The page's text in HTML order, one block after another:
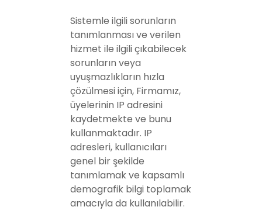
Sistemle ilgili sorunların
tanımlanması ve verilen
hizmet ile ilgili çıkabilecek
sorunların veya
uyuşmazlıkların hızla
çözülmesi için, Firmamız,
üyelerinin IP adresini
kaydetmekte ve bunu
kullanmaktadır. IP
adresleri, kullanıcıları
genel bir şekilde
tanımlamak ve kapsamlı
demografik bilgi toplamak
amacıyla da kullanılabilir.